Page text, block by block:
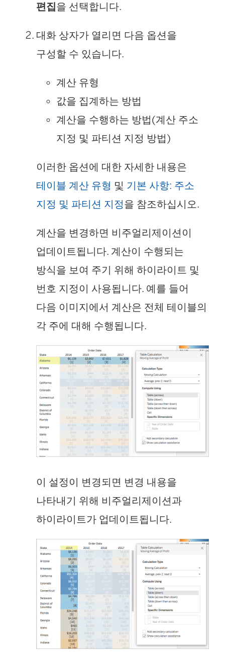
편집을 선택합니다.
대화 상자가 열리면 다음 옵션을
구성할 수 있습니다.
계산 유형
값을 집계하는 방법
계산을 수행하는 방법(계산 주소
지정 및 파티션 지정 방법)
이러한 옵션에 대한 자세한 내용은
테이블 계산 유형 및 기본 사항: 주소
지정 및 파티션 지정을 참조하십시오.
계산을 변경하면 비주얼리제이션이
업데이트됩니다. 계산이 수행되는
방식을 보여 주기 위해 하이라이트 및
번호 지정이 사용됩니다. 예를 들어
다음 이미지에서 계산은 전체 테이블의
각 주에 대해 수행됩니다.
이 설정이 변경되면 변경 내용을
나타내기 위해 비주얼리제이션과
하이라이트가 업데이트됩니다.